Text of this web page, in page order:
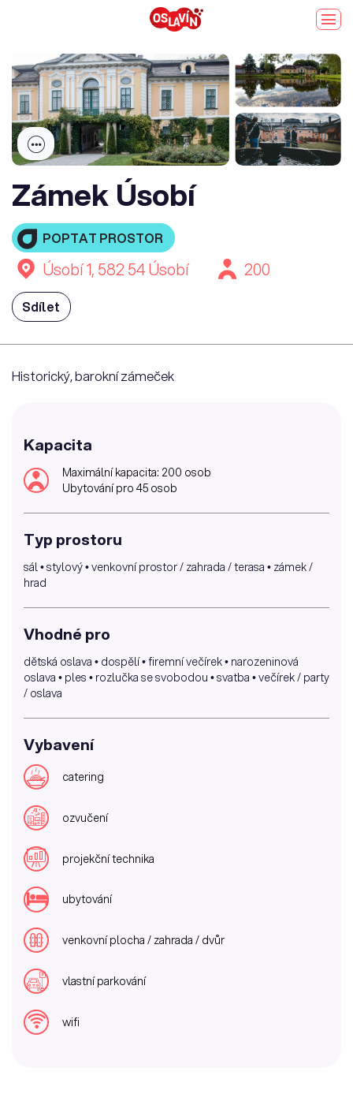
Zámek Úsobí
POPTAT PROSTOR
Úsobí 1, 582 54 Úsobí 200
Sdílet
Historický, barokní zámeček
Kapacita
Maximální kapacita: 200 osob
Ubytování pro 45 osob
Typ prostoru
sál • stylový • venkovní prostor / zahrada / terasa • zámek /
hrad
Vhodné pro
dětská oslava • dospělí • firemní večírek • narozeninová
oslava • ples • rozlučka se svobodou • svatba • večírek / party
/ oslava
Vybavení
catering
ozvučení
projekční technika
ubytování
venkovní plocha / zahrada / dvůr
vlastní parkování
wifi